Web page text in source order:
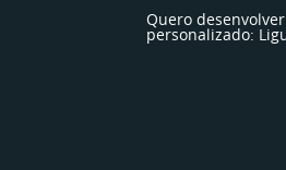
Quero
personalizado: